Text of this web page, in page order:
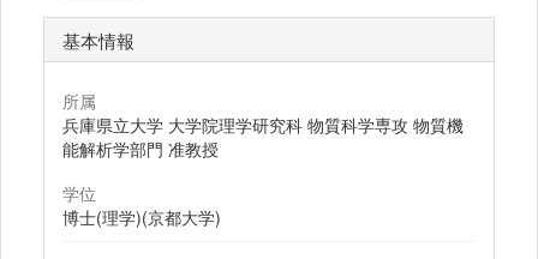
基本情報
所属
兵庫県立大学 大学院理学研究科 物質科学専攻 物質機
能解析学部門 准教授
学位
博士(理学)(京都大学)